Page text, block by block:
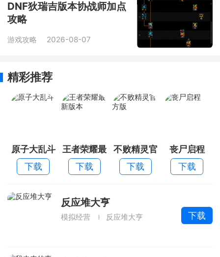
DNF狄瑞吉版本协战师加点
攻略
游戏攻略 2026-08-07
精彩推荐
原子大乱斗
下载
王者荣耀最
新版本
下载
不败精灵官
方版
下载
丧尸启程
下载
反应堆大亨
模拟经营 反应堆大亨 下载